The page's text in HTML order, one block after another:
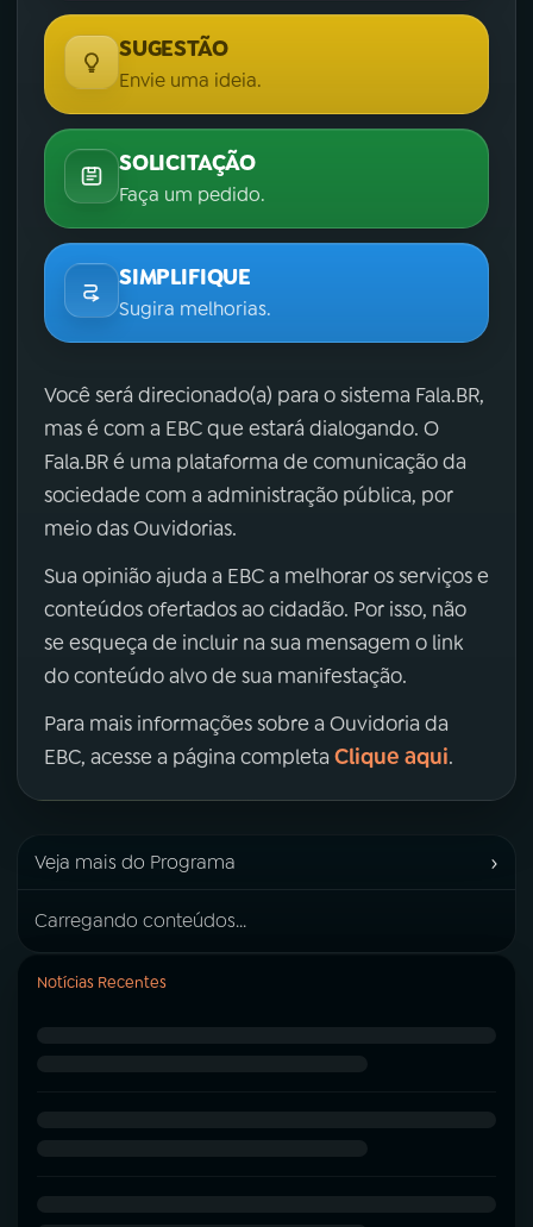
SUGESTÃO
Envie uma ideia.
SOLICITAÇÃO
Faça um pedido.
SIMPLIFIQUE
Sugira melhorias.
Você será direcionado(a) para o sistema Fala.BR,
mas é com a EBC que estará dialogando. O
Fala.BR é uma plataforma de comunicação da
sociedade com a administração pública, por
meio das Ouvidorias.
Sua opinião ajuda a EBC a melhorar os serviços e
conteúdos ofertados ao cidadão. Por isso, não
se esqueça de incluir na sua mensagem o link
do conteúdo alvo de sua manifestação.
Para mais informações sobre a Ouvidoria da
EBC, acesse a página completa Clique aqui.
Veja mais do Programa ›
Carregando conteúdos...
Notícias Recentes